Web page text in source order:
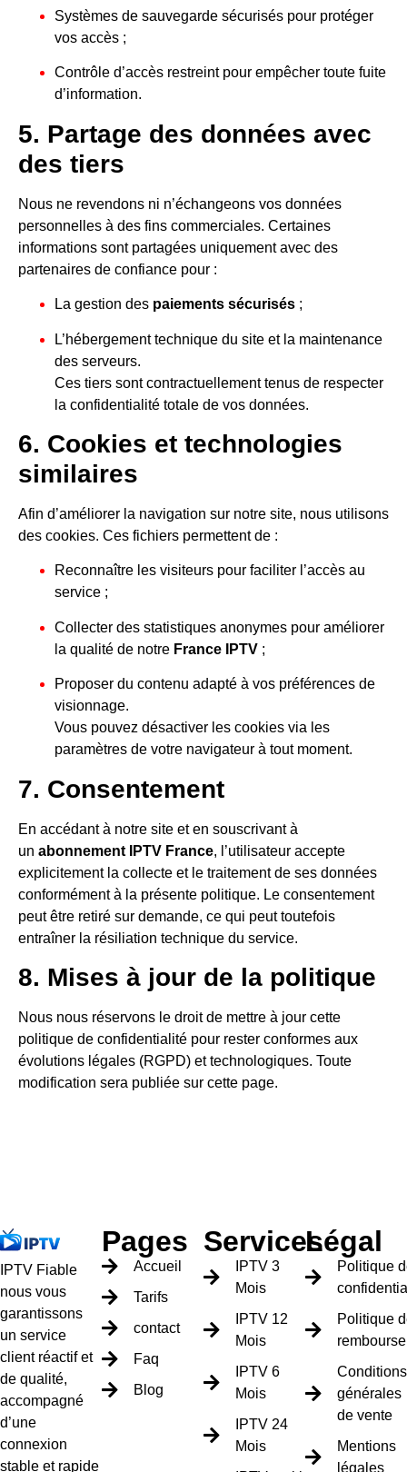
Systèmes de sauvegarde sécurisés pour protéger
vos accès ;
Contrôle d’accès restreint pour empêcher toute fuite
d’information.
5. Partage des données avec
des tiers
Nous ne revendons ni n’échangeons vos données
personnelles à des fins commerciales. Certaines
informations sont partagées uniquement avec des
partenaires de confiance pour :
La gestion des paiements sécurisés ;
L’hébergement technique du site et la maintenance
des serveurs.
Ces tiers sont contractuellement tenus de respecter
la confidentialité totale de vos données.
6. Cookies et technologies
similaires
Afin d’améliorer la navigation sur notre site, nous utilisons
des cookies. Ces fichiers permettent de :
Reconnaître les visiteurs pour faciliter l’accès au
service ;
Collecter des statistiques anonymes pour améliorer
la qualité de notre France IPTV ;
Proposer du contenu adapté à vos préférences de
visionnage.
Vous pouvez désactiver les cookies via les
paramètres de votre navigateur à tout moment.
7. Consentement
En accédant à notre site et en souscrivant à
un abonnement IPTV France, l’utilisateur accepte
explicitement la collecte et le traitement de ses données
conformément à la présente politique. Le consentement
peut être retiré sur demande, ce qui peut toutefois
entraîner la résiliation technique du service.
8. Mises à jour de la politique
Nous nous réservons le droit de mettre à jour cette
politique de confidentialité pour rester conformes aux
évolutions légales (RGPD) et technologiques. Toute
modification sera publiée sur cette page.
IPTV Fiable
nous vous
garantissons
un service
client réactif et
de qualité,
accompagné
d’une
connexion
stable et rapide
Pages
Accueil
Tarifs
contact
Faq
Blog
Services
IPTV 3
Mois
IPTV 12
Mois
IPTV 6
Mois
IPTV 24
Mois
Légal
Politique
Politique
Conditions
générales
de vente
Mentions
légales